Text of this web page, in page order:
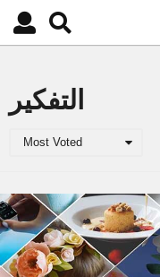
التفكير
Most Voted